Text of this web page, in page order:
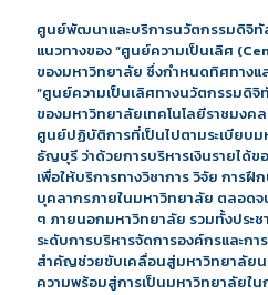
ศูนย์พัฒนาและบริการนวัตกรรมดิจิทั
แนวทางของ “ศูนย์ความเป็นเลิศ
ของมหาวิทยาลัย ซึ่งกำหนดทิศทางแ
“ศูนย์ความเป็นเลิศทางนวัตกรรมดิจิ
ของมหาวิทยาลัยเทคโนโลยีราชมง
ศูนย์ปฏิบัติการที่เป็นไปตามระเบียบ
ธัญบุรี ว่าด้วยการบริหารเงินรายได้
เพื่อให้บริการทางวิชาการ วิจัย กา
บุคลากรภายในมหาวิทยาลัย ตลอด
ๆ ภายนอกมหาวิทยาลัย รวมทั้งประ
ระดับการบริหารจัดการองค์กรและก
สำคัญช่วยขับเคลื่อนสู่มหาวิทยาลัยน
ความพร้อมสู่การเป็นมหาวิทยาลัยใ